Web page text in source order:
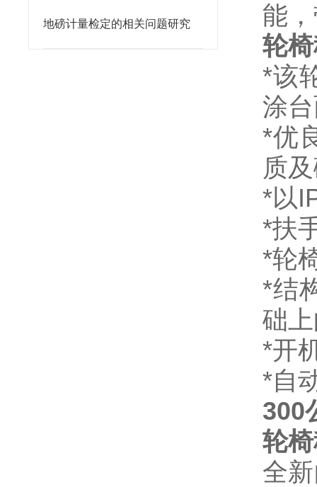
地磅计量检定的相关问题研究
能
轮
*该
涂
*优
质
*以
*扶
*轮
*结
础
*开
*自
300
轮
全